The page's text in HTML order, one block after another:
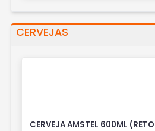
CERVEJAS
CERVEJA AMSTEL 600ML